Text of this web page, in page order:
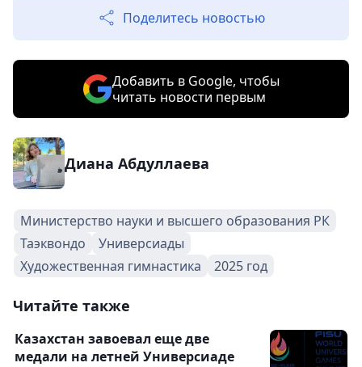
Поделитесь новостью
Добавить в Google, чтобы
читать новости первым
Диана Абдуллаева
Министерство науки и высшего образования РК
Таэквондо
Универсиады
Художественная гимнастика
2025 год
Читайте также
Казахстан завоевал еще две
медали на летней Универсиаде